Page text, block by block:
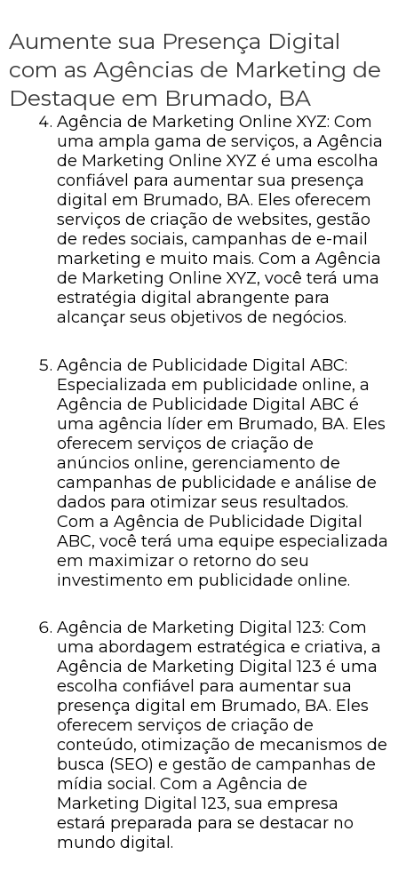
Aumente sua Presença Digital
com as Agências de Marketing de
Destaque em Brumado, BA
Agência de Marketing Online XYZ: Com
uma ampla gama de serviços, a Agência
de Marketing Online XYZ é uma escolha
confiável para aumentar sua presença
digital em Brumado, BA. Eles oferecem
serviços de criação de websites, gestão
de redes sociais, campanhas de e-mail
marketing e muito mais. Com a Agência
de Marketing Online XYZ, você terá uma
estratégia digital abrangente para
alcançar seus objetivos de negócios.
Agência de Publicidade Digital ABC:
Especializada em publicidade online, a
Agência de Publicidade Digital ABC é
uma agência líder em Brumado, BA. Eles
oferecem serviços de criação de
anúncios online, gerenciamento de
campanhas de publicidade e análise de
dados para otimizar seus resultados.
Com a Agência de Publicidade Digital
ABC, você terá uma equipe especializada
em maximizar o retorno do seu
investimento em publicidade online.
Agência de Marketing Digital 123: Com
uma abordagem estratégica e criativa, a
Agência de Marketing Digital 123 é uma
escolha confiável para aumentar sua
presença digital em Brumado, BA. Eles
oferecem serviços de criação de
conteúdo, otimização de mecanismos de
busca (SEO) e gestão de campanhas de
mídia social. Com a Agência de
Marketing Digital 123, sua empresa
estará preparada para se destacar no
mundo digital.